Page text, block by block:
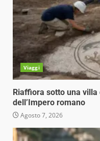
Viaggi
Riaffiora sotto una
dell’Impero romano
Agosto 7, 2026